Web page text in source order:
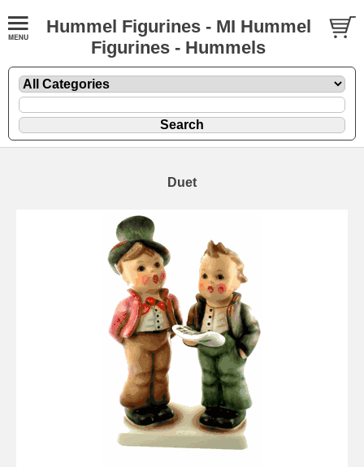
Hummel Figurines - MI Hummel
Figurines - Hummels
Duet